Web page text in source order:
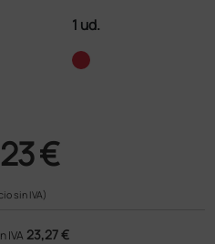
1 ud.
€
sin IVA)
IVA 23,27 €